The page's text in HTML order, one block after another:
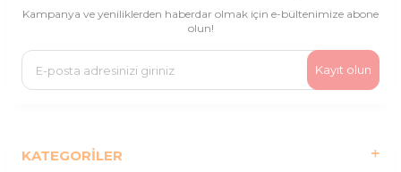
Kampanya ve yeniliklerden haberdar olmak için e-bültenimize abone
olun!
Kayıt olun
KATEGORILER